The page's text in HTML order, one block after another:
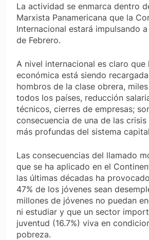
La actividad se enmarca dentro
Marxista Panamericana que la
Internacional estará impulsando
de Febrero.
A nivel internacional es claro que
económica está siendo
hombros de la clase obrera,
todos los países, reducción
técnicos, cierres de empresas;
consecuencia de una de las
más profundas del sistema
Las consecuencias del llamado
que se ha aplicado en el
las últimas décadas ha
47% de los jóvenes sean
millones de jóvenes no puedan
ni estudiar y que un sector
juventud (16.7%) viva en
pobreza.